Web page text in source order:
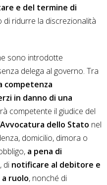
e del termine di
di ridurre la discrezionalità
sono introdotte
delega al governo. Tra
competenza
in danno di una
competente il giudice del
Avvocatura dello Stato nel
domicilio, dimora o
a pena di
, di notificare al debitore e
ruolo, nonché di